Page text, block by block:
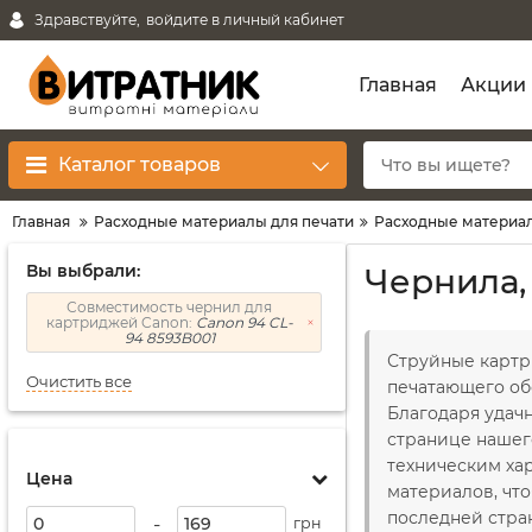
Здравствуйте, войдите в личный кабинет
Главная Акции
Каталог товаров
Главная Расходные материалы для печати Расходные
Вы выбрали:
Совместимость чернил для
картриджей Canon: Canon 94 CL-
94 8593B001
Очистить все
Цена
- грн
Струйные
печатающего
Благодаря
странице
техническим
материалов,
последней